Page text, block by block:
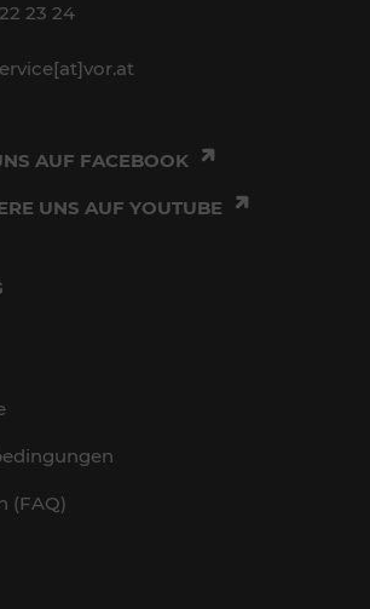
23 24
AUF FACEBOOK
UNS AUF YOUTUBE
(FAQ)